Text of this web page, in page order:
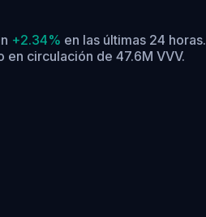
+2.34% en las últimas 24 horas.
en circulación de 47.6M VVV.